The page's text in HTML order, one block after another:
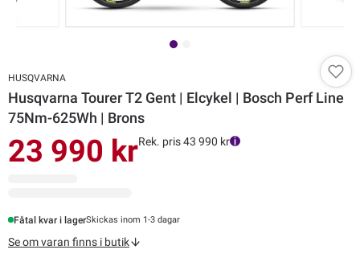
HUSQVARNA
Husqvarna Tourer T2 Gent | Elcykel | Bosch Perf Line
75Nm-625Wh | Brons
23 990 krRek. pris 43 990 kr
Fåtal kvar i lagerSkickas inom 1-3 dagar
Se om varan finns i butik